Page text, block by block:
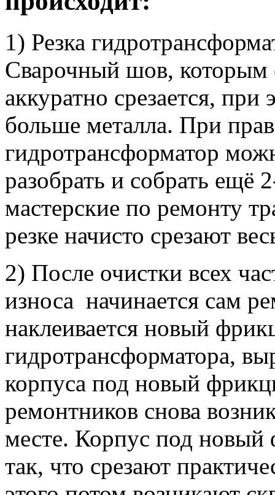
1) Резка
Сварочный шов, которым
аккуратно срезается,
больше металла. При
гидротрансформатор
разобрать и собрать ещё
мастерские по ремонту
резке начисто срезают
2) После очистки всех
износа начинается сам
наклеивается новый
гидротрансформатора,
корпуса под новый
ремонтников снова
месте. Корпус под
так, что срезают